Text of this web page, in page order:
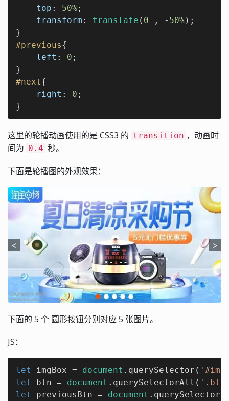
top : 50%;
transform : translate ( 0 , - 50%);
#previous{
left : 0 ;
#next{
right : 0 ;
}
这里的轮播动画使用的是 CSS3 的 transition ，动画时
间为 0.4 秒。
下面是轮播图的外观效果：
下面的 5 个 圆形按钮分别对应 5 张图片。
JS：
let imgBox = document .querySelector(
let
btn = document .querySelectorAll(
let
previousBtn = document .querySelector(